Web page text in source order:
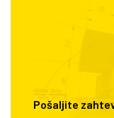
Pošaljite